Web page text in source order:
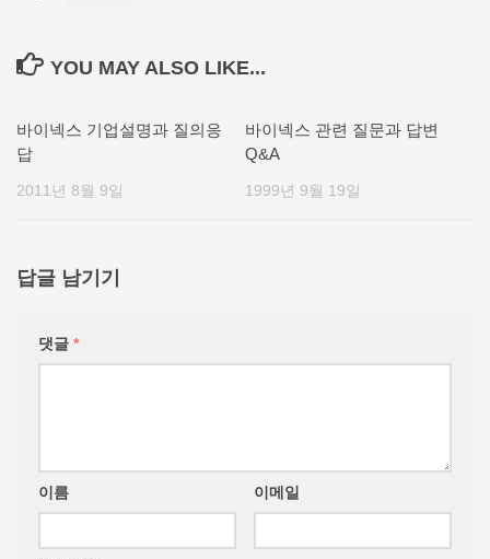
YOU MAY ALSO LIKE...
바이넥스 기업설명과 질의응
답
2011년 8월 9일
바이넥스 관련 질문과 답변
Q&A
1999년 9월 19일
답글 남기기
댓글 *
이름 이메일